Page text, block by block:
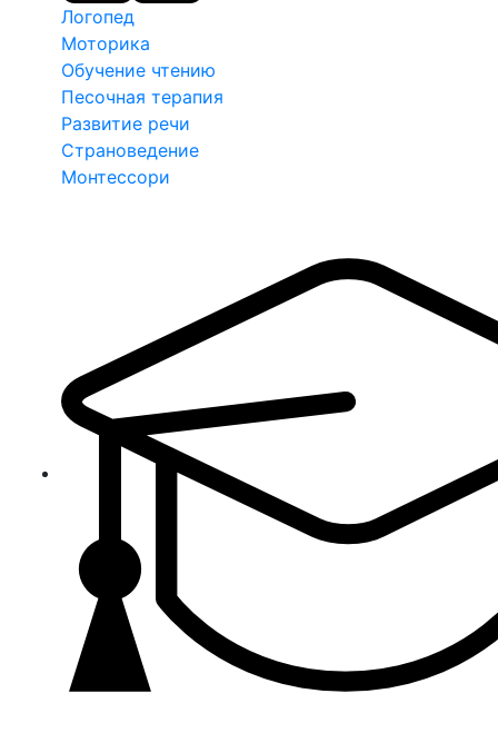
Логопед
Моторика
Обучение чтению
Песочная терапия
Развитие речи
Страноведение
Монтессори